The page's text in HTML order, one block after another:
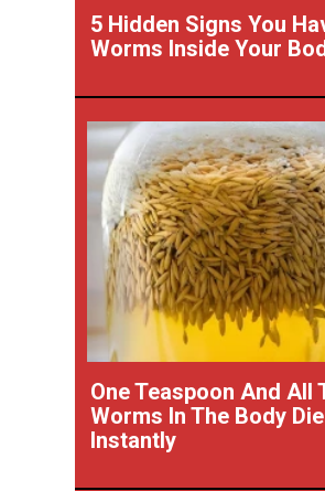
5 Hidden Signs You
Worms Inside Your
One Teaspoon And All
Worms In The Body Die
Instantly